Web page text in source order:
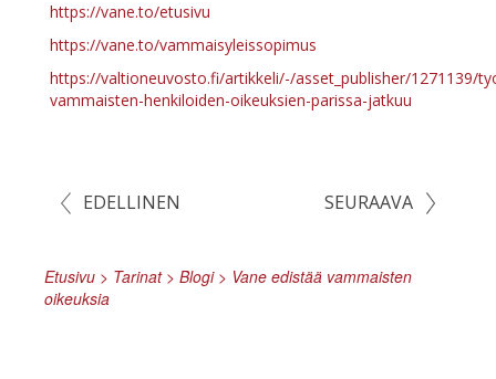
https://vane.to/etusivu
https://vane.to/vammaisyleissopimus
https://valtioneuvosto.fi/artikkeli/-/asset_publisher/1271139/
vammaisten-henkiloiden-oikeuksien-parissa-jatkuu
EDELLINEN SEURAAVA
Etusivu > Tarinat> Blogi> Vane edistää vammaisten
oikeuksia